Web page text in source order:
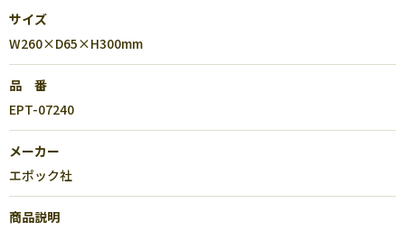
サイズ
W260×D65×H300mm
品 番
EPT-07240
メーカー
エポック社
商品説明